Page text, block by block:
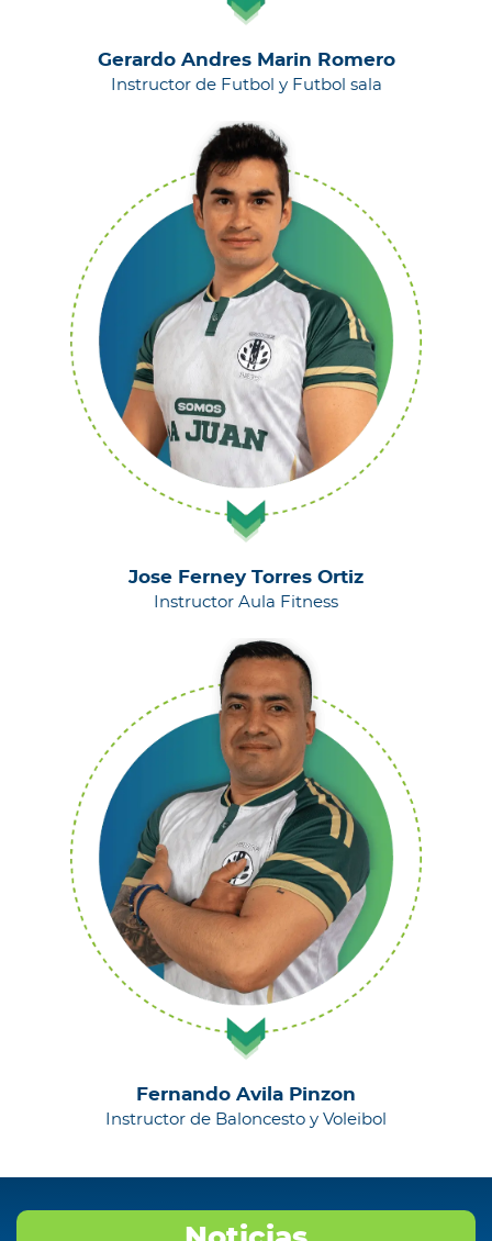
Gerardo Andres Marin Romero
Instructor de Futbol y Futbol sala
Jose Ferney Torres Ortiz
Instructor Aula Fitness
Fernando Avila Pinzon
Instructor de Baloncesto y Voleibol